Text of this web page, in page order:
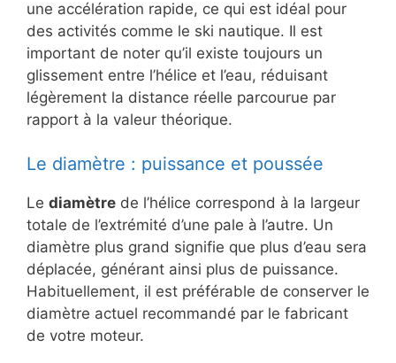
une accélération rapide, ce qui est idéal pour
des activités comme le ski nautique. Il est
important de noter qu’il existe toujours un
glissement entre l’hélice et l’eau, réduisant
légèrement la distance réelle parcourue par
rapport à la valeur théorique.
Le diamètre : puissance et poussée
Le diamètre de l’hélice correspond à la largeur
totale de l’extrémité d’une pale à l’autre. Un
diamètre plus grand signifie que plus d’eau sera
déplacée, générant ainsi plus de puissance.
Habituellement, il est préférable de conserver le
diamètre actuel recommandé par le fabricant
de votre moteur.